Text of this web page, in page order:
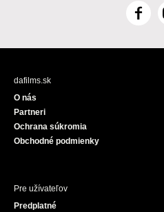
F
c
dafilms.sk
O nás
Partneri
Ochrana súkromia
Obchodné podmienky
Pre užívateľov
Predplatné